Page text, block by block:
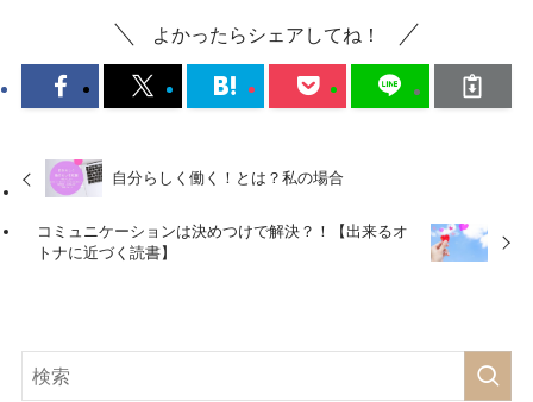
よかったらシェアしてね！
自分らしく働く！とは？私の場合
コミュニケーションは決めつけで解決？！【出来るオ
トナに近づく読書】